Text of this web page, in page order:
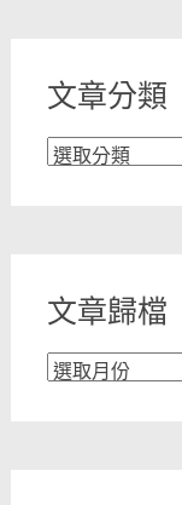
文章分類
文
文章歸檔
文